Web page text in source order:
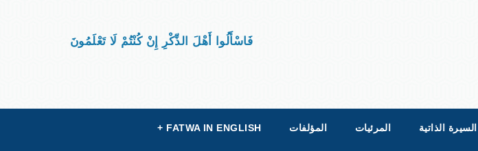
فَاسْأَلُوا أَهْلَ الذِّكْرِ إِنْ كُنْتُمْ لَا تَعْلَمُونَ
السيرة الذاتية المرئيات المؤلفات FATWA IN ENGLISH
+